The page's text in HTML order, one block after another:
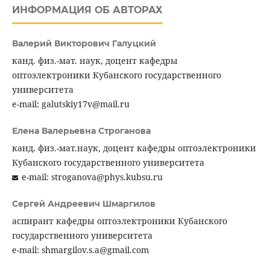
ИНФОРМАЦИЯ ОБ АВТОРАХ
Валерий Викторович Галуцкий
канд. физ.-мат. наук, доцент кафедры
оптоэлектроники Кубанского государственного
университета
e-mail: galutskiy17v@mail.ru
Елена Валерьевна Строганова
канд. физ.-мат.наук, доцент кафедры оптоэлектроники
Кубанского государственного университета
e-mail: stroganova@phys.kubsu.ru
Сергей Андреевич Шмаргилов
аспирант кафедры оптоэлектроники Кубанского
государственного университета
e-mail: shmargilov.s.a@gmail.com